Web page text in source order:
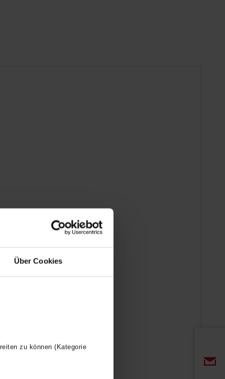
Über Cookies
zu können (Kategorie